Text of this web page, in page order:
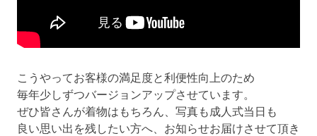
こうやってお客様の満足度と利便性向上のため
毎年少しずつバージョンアップさせています。
ぜひ皆さんが着物はもちろん、写真も成人式当日も
良い思い出を残したい方へ、お知らせお届けさせて頂き